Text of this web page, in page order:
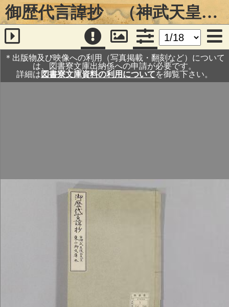
御歴代言諱抄 （神武天皇―後西天皇・東山御文庫本）
＊出版物及び映像への利用（写真掲載・翻刻など）について
は、図書寮文庫出納係への申請が必要です。
詳細は 図書寮文庫資料の利用についてを御覧下さい。